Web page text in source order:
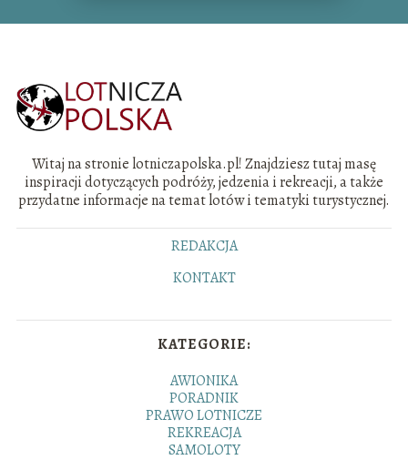
Witaj na stronie lotniczapolska.pl! Znajdziesz tutaj masę
inspiracji dotyczących podróży, jedzenia i rekreacji, a także
przydatne informacje na temat lotów i tematyki turystycznej.
REDAKCJA
KONTAKT
KATEGORIE:
AWIONIKA
PORADNIK
PRAWO LOTNICZE
REKREACJA
SAMOLOTY